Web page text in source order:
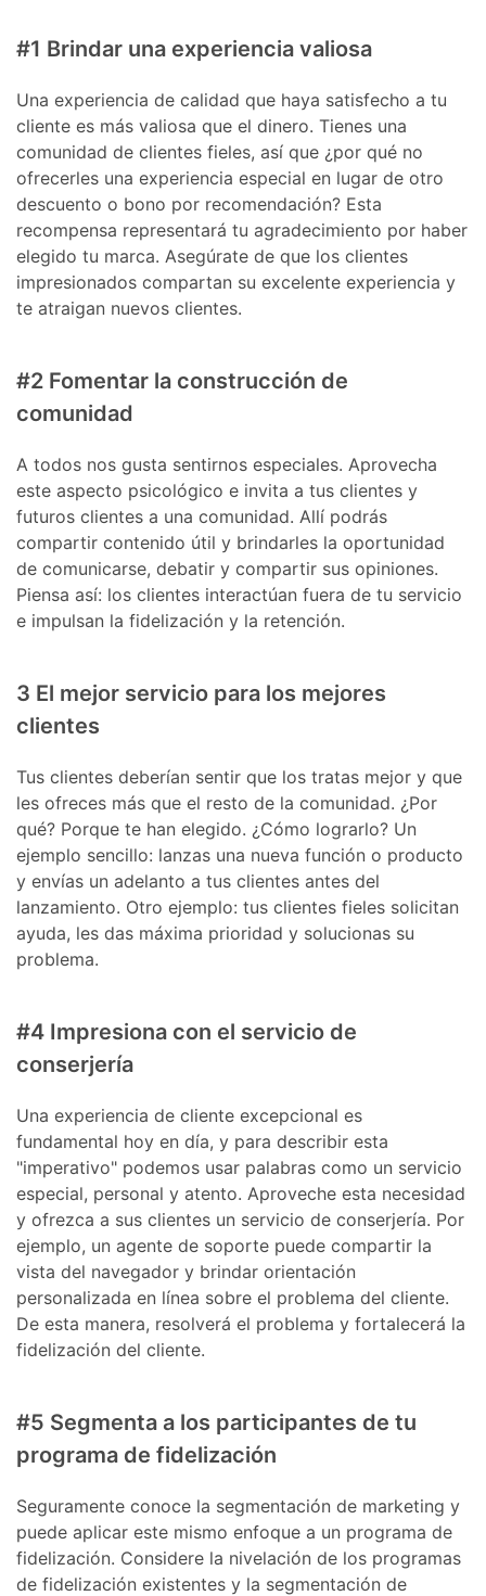
#1 Brindar una experiencia valiosa
Una experiencia de calidad que haya satisfecho a tu
cliente es más valiosa que el dinero. Tienes una
comunidad de clientes fieles, así que ¿por qué no
ofrecerles una experiencia especial en lugar de otro
descuento o bono por recomendación? Esta
recompensa representará tu agradecimiento por haber
elegido tu marca. Asegúrate de que los clientes
impresionados compartan su excelente experiencia y
te atraigan nuevos clientes.
#2 Fomentar la construcción de
comunidad
A todos nos gusta sentirnos especiales. Aprovecha
este aspecto psicológico e invita a tus clientes y
futuros clientes a una comunidad. Allí podrás
compartir contenido útil y brindarles la oportunidad
de comunicarse, debatir y compartir sus opiniones.
Piensa así: los clientes interactúan fuera de tu servicio
e impulsan la fidelización y la retención.
3 El mejor servicio para los mejores
clientes
Tus clientes deberían sentir que los tratas mejor y que
les ofreces más que el resto de la comunidad. ¿Por
qué? Porque te han elegido. ¿Cómo lograrlo? Un
ejemplo sencillo: lanzas una nueva función o producto
y envías un adelanto a tus clientes antes del
lanzamiento. Otro ejemplo: tus clientes fieles solicitan
ayuda, les das máxima prioridad y solucionas su
problema.
#4 Impresiona con el servicio de
conserjería
Una experiencia de cliente excepcional es
fundamental hoy en día, y para describir esta
"imperativo" podemos usar palabras como un servicio
especial, personal y atento. Aproveche esta necesidad
y ofrezca a sus clientes un servicio de conserjería. Por
ejemplo, un agente de soporte puede compartir la
vista del navegador y brindar orientación
personalizada en línea sobre el problema del cliente.
De esta manera, resolverá el problema y fortalecerá la
fidelización del cliente.
#5 Segmenta a los participantes de tu
programa de fidelización
Seguramente conoce la segmentación de marketing y
puede aplicar este mismo enfoque a un programa de
fidelización. Considere la nivelación de los programas
de fidelización existentes y la segmentación de